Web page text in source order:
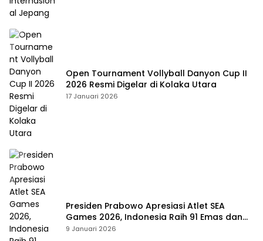
Open Tournament Vollyball Danyon Cup II
2026 Resmi Digelar di Kolaka Utara
17 Januari 2026
Presiden Prabowo Apresiasi Atlet SEA
Games 2026, Indonesia Raih 91 Emas dan
Kembali ke Dua Besar
9 Januari 2026